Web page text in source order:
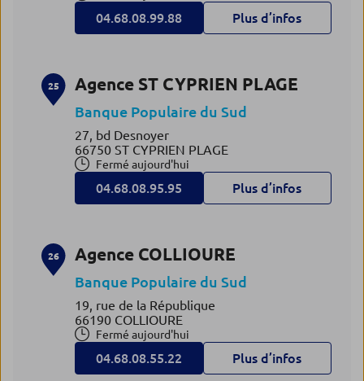
04.68.08.99.88 Plus d’infos
25 Agence ST CYPRIEN PLAGE
Banque Populaire du Sud
27, bd Desnoyer
66750 ST CYPRIEN PLAGE
Fermé aujourd'hui
04.68.08.95.95 Plus d’infos
26 Agence COLLIOURE
Banque Populaire du Sud
19, rue de la République
66190 COLLIOURE
Fermé aujourd'hui
04.68.08.55.22 Plus d’infos